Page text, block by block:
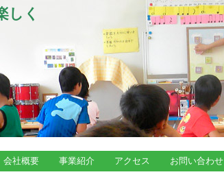
しく
会社概要 事業紹介 アクセス お問い合わせ